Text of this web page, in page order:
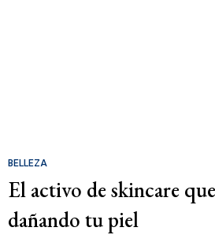
BELLEZA
El activo de skincare
dañando tu piel